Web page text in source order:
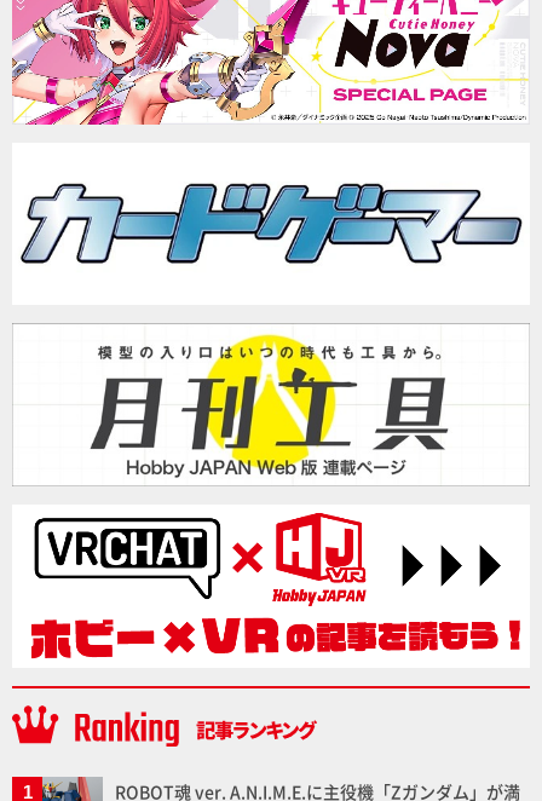
ROBOT魂 ver. A.N.I.M.E.に主役機「Zガンダム」が満